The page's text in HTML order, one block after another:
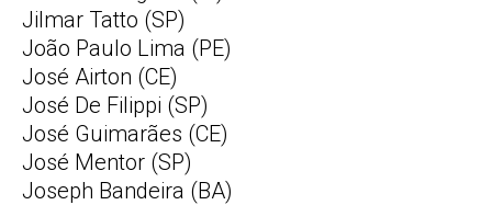
Jilmar Tatto (SP)
João Paulo Lima (PE)
José Airton (CE)
José De Filippi (SP)
José Guimarães (CE)
José Mentor (SP)
Joseph Bandeira (BA)